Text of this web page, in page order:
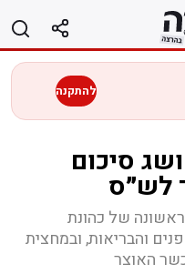
להתקנה
סיכום
לש״ס
של כהונת
והבריאות, ובמחצית
האוצר